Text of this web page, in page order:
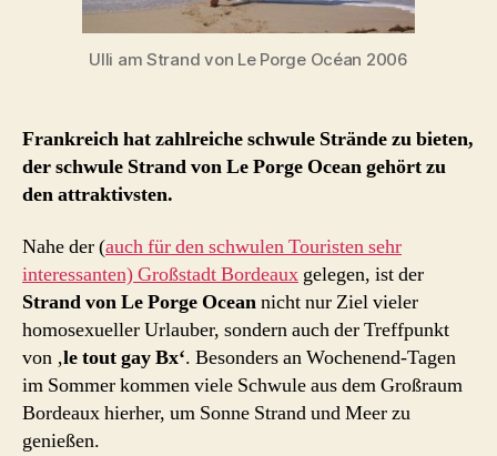
Ulli am Strand von Le Porge Océan 2006
Frankreich hat zahlreiche schwule Strände zu bieten,
der schwule Strand von Le Porge Ocean gehört zu
den attraktivsten.
Nahe der (auch für den schwulen Touristen sehr
interessanten) Großstadt Bordeaux gelegen, ist der
Strand von Le Porge Oceannicht nur Ziel vieler
homosexueller Urlauber, sondern auch der Treffpunkt
von ‚le tout gay Bx‘. Besonders an Wochenend-Tagen
im Sommer kommen viele Schwule aus dem Großraum
Bordeaux hierher, um Sonne Strand und Meer zu
genießen.